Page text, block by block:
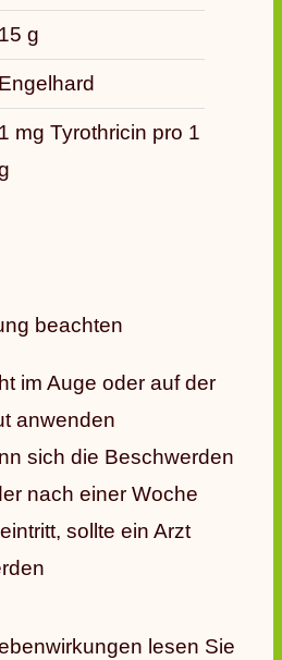
15 g
Engelhard
1 mg Tyrothricin pro 1
beachten
im Auge oder auf der
anwenden
sich die Beschwerden
nach einer Woche
sollte ein Arzt
lesen Sie